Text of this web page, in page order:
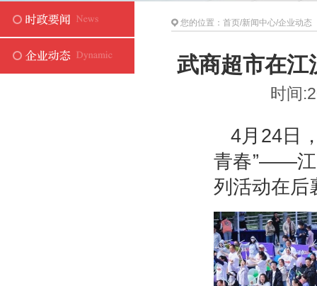
您的位置： 首页/新闻中心/企业动态
武商超市在江
时间
4月24日
青春”——江
列活动在后